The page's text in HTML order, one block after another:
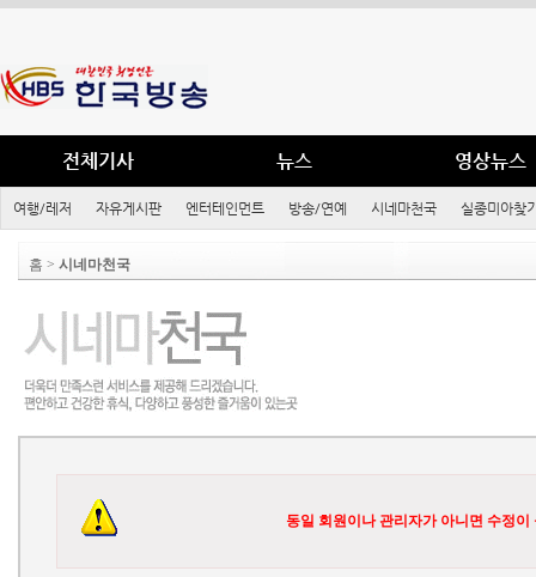
전체기사 뉴스 영상뉴스
여행/레저 자유게시판 엔터테인먼트 방송/연예 시네마천국 실종미아찾
홈 > 시네마천국
동일 회원이나 관리자가 아니면 수정이